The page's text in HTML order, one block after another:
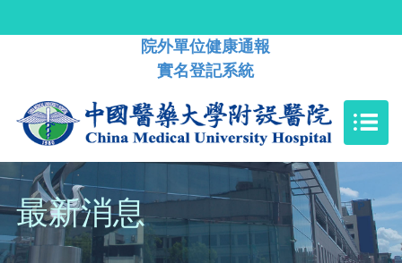
院外單位健康通報
實名登記系統
最新消息